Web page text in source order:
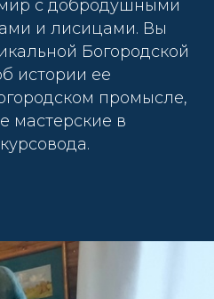
с добродушными
и лисицами. Вы
Богородской
истории ее
промысле,
мастерские в